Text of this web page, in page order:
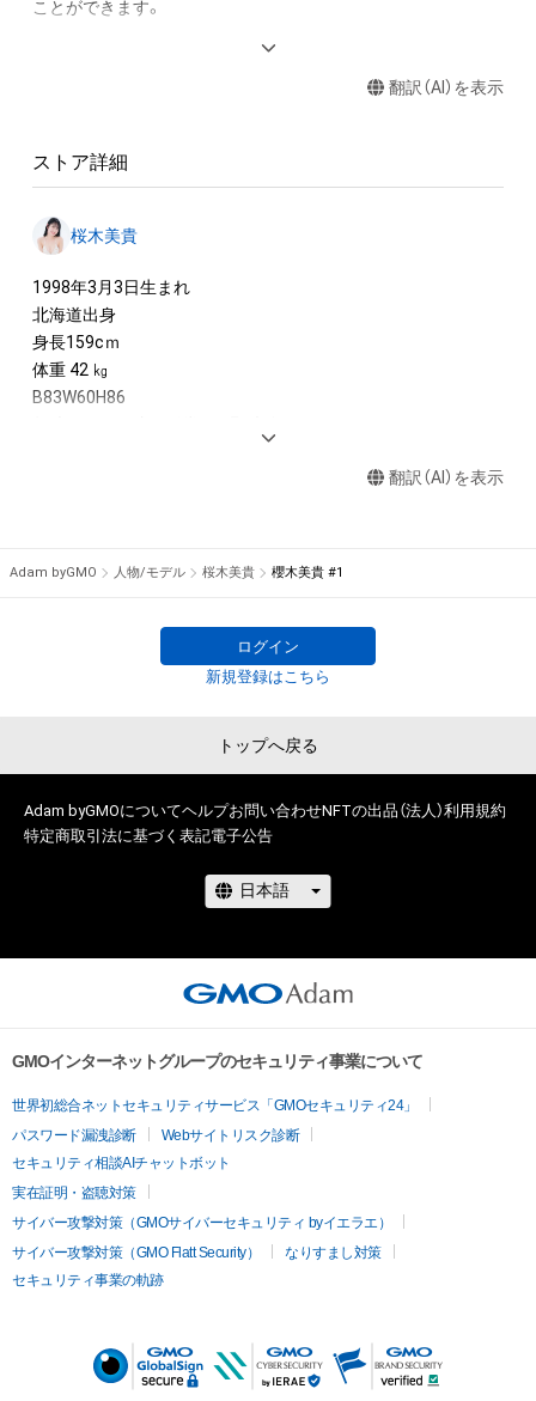
ことができます。
・本アイテムを加工・複製する行為
◆本アイテムに関する注意事項
・本アイテムに関する創作物（画像および映像、音楽、商標または
ロゴ等を含みますがこれらに限られません。）にかかる知的財
産権（著作権、特許権、実用新案権、商標権、意匠権その他の知的
財産権（それらの権利を取得し、又はそれらの権利につき登録等
を出願する権利を含みます。）を意味します。）は、本アイテムの
作成者によって保護されています。そのため、本アイテムを保
財産権を有することを意味しません。
・本アイテムの作成者または第三者のライセンス保有者からの
・本アイテムに関する創作物の利用については、公序良俗や法令
成者または第三者のライセンス保有者が不適切であると判断し
た場合、利用をお断りさせていただきます。
翻訳（AI）を表示
ストア詳細
桜木美貴
1998年3月3日生まれ
北海道出身
身長159cｍ
体重 42 ㎏
B83W60H86
アイドル発掘を目的とした『日本グラビアクイーンコンテスト』
現在参加41名の中から勝ち抜いた4名で最終選考を10月24日～
枚数をそれぞれポイント化し、グランプリ1名を決定します。
よう! コンテストの詳細・無料取得については以下『 NEWSポス
最終選考まで勝ち抜いたグラビアアイドル4名の一覧＆NFT取
www.news-
NFTを取得するにはAdamのアカウント開設が必要です。
翻訳（AI）を表示
Adam byGMO 人物/モデル 桜木美貴 櫻木美貴 #1
ログイン
新規登録はこちら
トップへ戻る
Adam byGMOについてヘルプお問い合わせNFTの出品（法人）利用規約
特定商取引法に基づく表記電子公告
GMOインターネットグループのセキュリティ事業について
世界初総合ネットセキュリティサービス「GMOセキュリティ24」
パスワード漏洩診断
Webサイトリスク診断
セキュリティ相談AIチャットボット
実在証明・盗聴対策
サイバー攻撃対策（GMOサイバーセキュリティ byイエラエ）
サイバー攻撃対策（GMO Flatt Security）
なりすまし対策
セキュリティ事業の軌跡